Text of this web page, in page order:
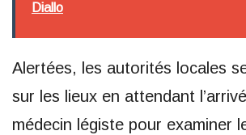
Diallo
Alertées, les autorités locales
sur les lieux en attendant
médecin légiste pour examiner